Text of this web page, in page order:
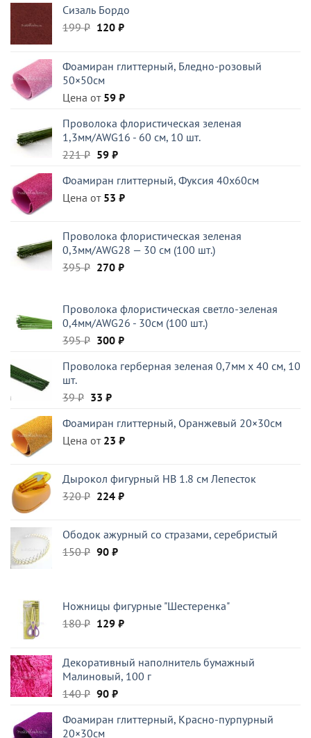
Сизаль Бордо
199₽ Первоначальная
199 ₽.
120 ₽Текущая
Фоамиран глиттерный, Бледно-розовый
50×50см
Цена от 59 ₽
Проволока флористическая зеленая
1,3мм/AWG16 - 60 см, 10 шт.
221₽ Первоначальная
составляла
221 ₽.
59 ₽Текущая
59 ₽.
Фоамиран глиттерный, Фуксия 40x60см
Цена от 53 ₽
Проволока флористическая зеленая
0,3мм/AWG28 — 30 см (100 шт.)
395₽ Первоначальная
395 ₽.
270 ₽Текущая
Проволока флористическая светло-зеленая
0,4мм/AWG26 - 30см (100 шт.)
395₽ Первоначальная
составляла
300 ₽Текущая
300 ₽.
Проволока герберная зеленая 0,7мм x 40 см, 10
шт.
39₽ Первоначальная
составляла
39 ₽.
33 ₽Текущая
33 ₽.
Фоамиран глиттерный, Оранжевый 20×30см
Цена от 23 ₽
Дырокол фигурный HB 1.8 см Лепесток
320₽ Первоначальная
320 ₽.
224 ₽Текущая
Ободок ажурный со стразами, серебристый
150₽ Первоначальная
90 ₽Текущая
Ножницы фигурные "Шестеренка"
180₽ Первоначальная
180 ₽.
129 ₽Текущая
Декоративный наполнитель бумажный
Малиновый, 100 г
140₽ Первоначальная
составляла
90 ₽Текущая
90 ₽.
Фоамиран глиттерный, Красно-пурпурный
20×30см